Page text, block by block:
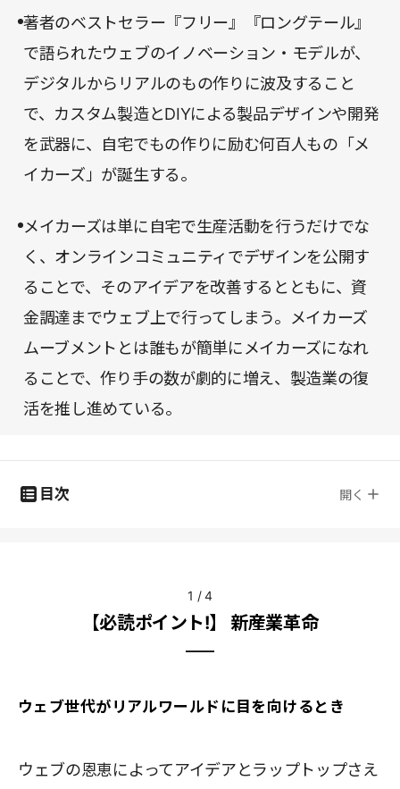
著者のベストセラー『フリー』『ロングテール』
で語られたウェブのイノベーション・モデルが、
デジタルからリアルのもの作りに波及すること
で、カスタム製造とDIYによる製品デザインや開発
を武器に、自宅でもの作りに励む何百人もの「メ
イカーズ」が誕生する。
メイカーズは単に自宅で生産活動を行うだけでな
く、オンラインコミュニティでデザインを公開す
ることで、そのアイデアを改善するとともに、資
金調達までウェブ上で行ってしまう。メイカーズ
ムーブメントとは誰もが簡単にメイカーズになれ
ることで、作り手の数が劇的に増え、製造業の復
活を推し進めている。
目次 開く
1 /4
【必読ポイント!】 新産業革命
ウェブ世代がリアルワールドに目を向けるとき
ウェブの恩恵によってアイデアとラップトップさえ